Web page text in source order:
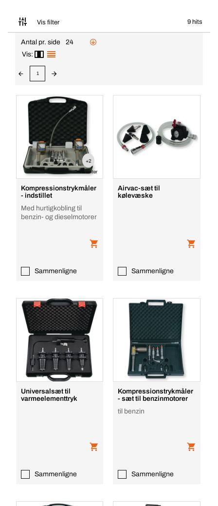
Vis filter 9 hits
Antal pr. side
24
Vis:
1
+2
varianter
Kompressionstrykmåler
- indstillet
Med hurtigkobling til
benzin- og dieselmotorer
Sammenligne
Airvac-sæt til
kølevæske
Sammenligne
Universalsæt til
varmeelementtryk
Sammenligne
Kompressionstrykmåler
- sæt til benzinmotorer
til benzin
Sammenligne